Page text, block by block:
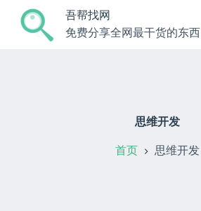
跳
过
吾帮找网
免费分享全网最干货的东西
思维开发
首页 思维开发